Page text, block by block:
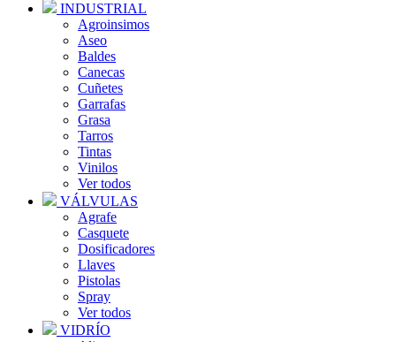
INDUSTRIAL
Agroinsimos
Aseo
Baldes
Canecas
Cuñetes
Garrafas
Grasa
Tarros
Tintas
Vinilos
Ver todos
VÁLVULAS
Agrafe
Casquete
Dosificadores
Llaves
Pistolas
Spray
Ver todos
VIDRÍO